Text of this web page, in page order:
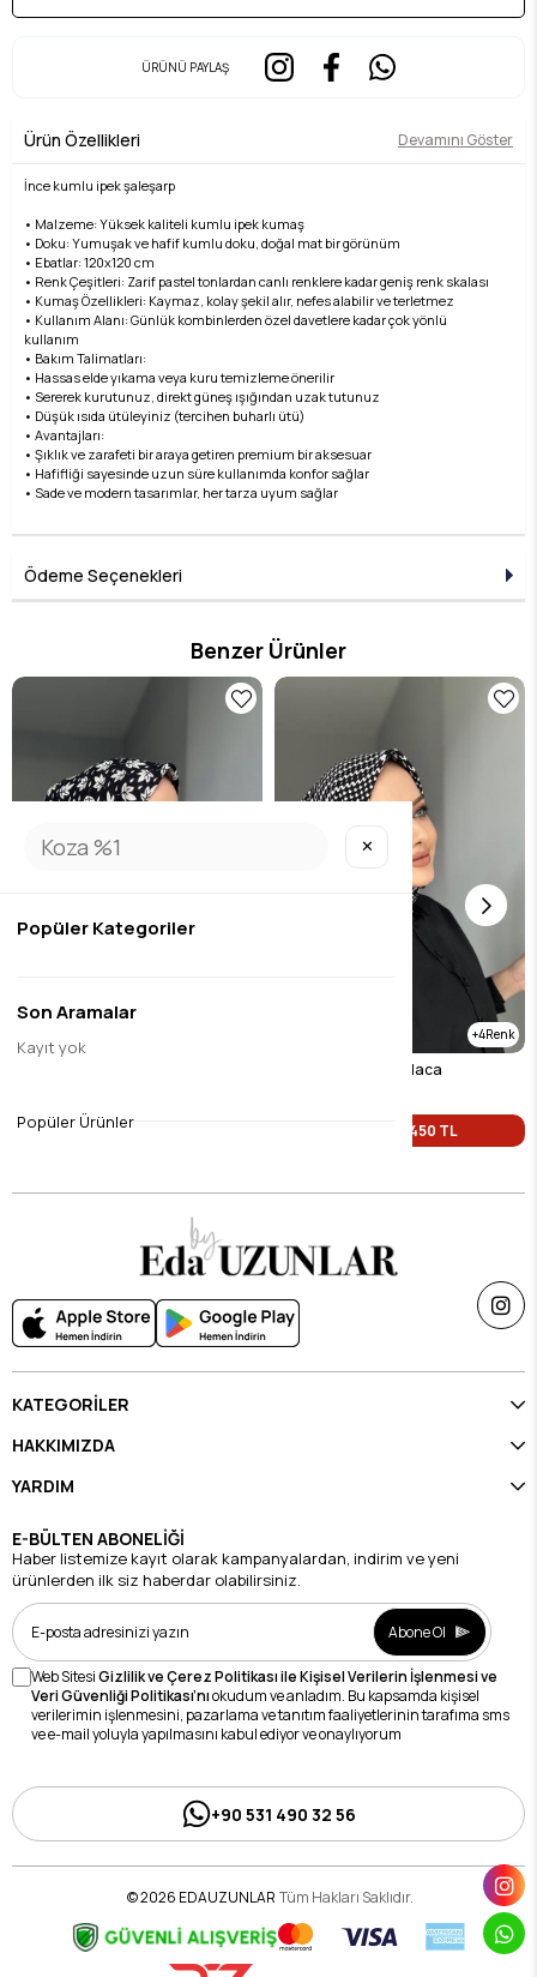
ÜRÜNÜ PAYLAŞ
Ürün Özellikleri Devamını Göster
İnce kumlu ipek şaleşarp
• Malzeme: Yüksek kaliteli kumlu ipek kumaş
• Doku: Yumuşak ve hafif kumlu doku, doğal mat bir görünüm
• Ebatlar: 120x120 cm
• Renk Çeşitleri: Zarif pastel tonlardan canlı renklere kadar geniş renk skalası
• Kumaş Özellikleri: Kaymaz, kolay şekil alır, nefes alabilir ve terletmez
• Kullanım Alanı: Günlük kombinlerden özel davetlere kadar çok yönlü
kullanım
• Bakım Talimatları:
• Hassas elde yıkama veya kuru temizleme önerilir
• Sererek kurutunuz, direkt güneş ışığından uzak tutunuz
• Düşük ısıda ütüleyiniz (tercihen buharlı ütü)
• Avantajları:
• Şıklık ve zarafeti bir araya getiren premium bir aksesuar
• Hafifliği sayesinde uzun süre kullanımda konfor sağlar
• Sade ve modern tasarımlar, her tarza uyum sağlar
Ödeme Seçenekleri
Benzer Ürünler
Tek Fiyat 450 TL
4
Siyah beyaz esarp alaca
Tek Fiyat 450 TL
KATEGORİLER
HAKKIMIZDA
YARDIM
E-BÜLTEN ABONELİĞİ
Haber listemize kayıt olarak kampanyalardan, indirim ve yeni
ürünlerden ilk siz haberdar olabilirsiniz.
Abone Ol
Web SitesiGizlilik ve Çerez Politikası ile Kişisel Verilerin İşlenmesi ve
Veri Güvenliği Politikası’nıokudum ve anladım. Bu kapsamda kişisel
verilerimin işlenmesini, pazarlama ve tanıtım faaliyetlerinin tarafıma sms
ve e-mail yoluyla yapılmasını kabul ediyor ve onaylıyorum
+90 531 490 32 56
© 2026 EDAUZUNLAR Tüm Hakları Saklıdır.
✕
Popüler Kategoriler
Son Aramalar
Kayıt yok
Popüler Ürünler